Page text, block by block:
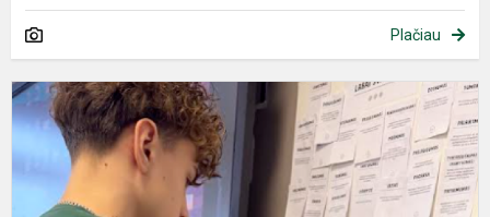
Plačiau